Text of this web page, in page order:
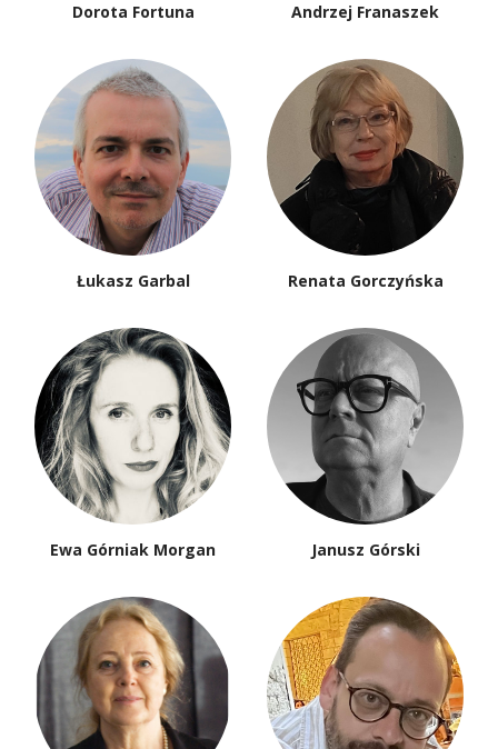
Dorota Fortuna Andrzej Franaszek
Łukasz Garbal Renata Gorczyńska
Ewa Górniak Morgan Janusz Górski